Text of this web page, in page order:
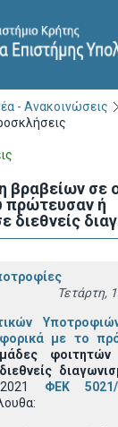
- Ανακοινώσεις
βραβείων σε
πρώτευσαν ή
διεθνείς
Τετάρτη,
με το
2021 ΦΕΚ 5021/